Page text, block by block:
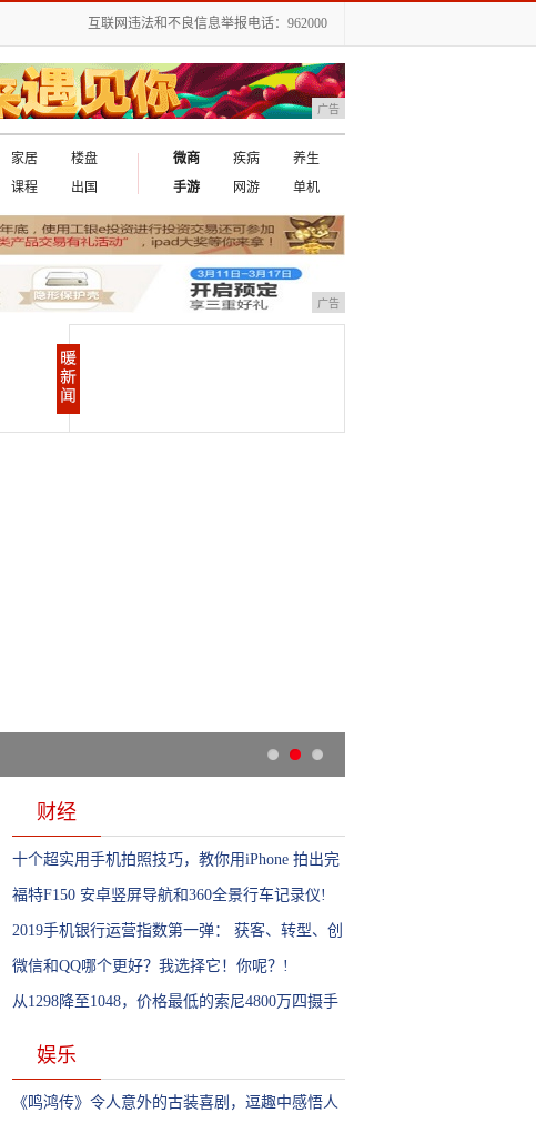
互联网违法和不良信息举报电话：962000
广告
家居
楼盘
课程 出国
微商 疾病
养生
手游
网游 单机
广告
财经
十个超实用手机拍照技巧，教你用iPhone 拍出完
美照片!
福特F150 安卓竖屏导航和360全景行车记录仪!
2019手机银行运营指数第一弹： 获客、转型、创
新、场景成高频词!
微信和QQ哪个更好？我选择它！你呢？!
从1298降至1048，价格最低的索尼4800万四摄手
娱乐
《鸣鸿传》令人意外的古装喜剧，逗趣中感悟人